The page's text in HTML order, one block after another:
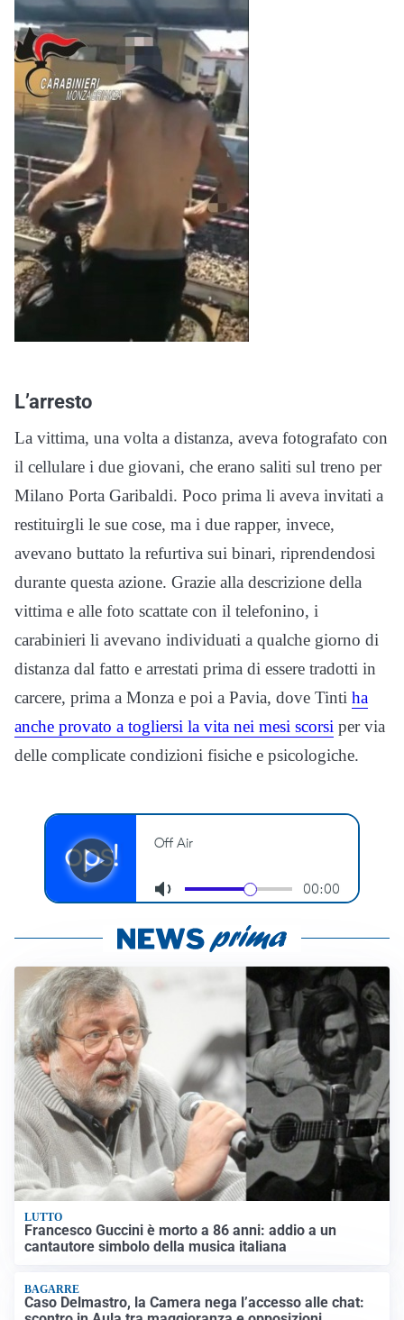
L’arresto
La vittima, una volta a distanza, aveva fotografato con
il cellulare i due giovani, che erano saliti sul treno per
Milano Porta Garibaldi. Poco prima li aveva invitati a
restituirgli le sue cose, ma i due rapper, invece,
avevano buttato la refurtiva sui binari, riprendendosi
durante questa azione. Grazie alla descrizione della
vittima e alle foto scattate con il telefonino, i
carabinieri li avevano individuati a qualche giorno di
distanza dal fatto e arrestati prima di essere tradotti in
carcere, prima a Monza e poi a Pavia, dove Tinti ha
anche provato a togliersi la vita nei mesi scorsi per via
delle complicate condizioni fisiche e psicologiche.
LUTTO
Francesco Guccini è morto a 86 anni: addio a un
cantautore simbolo della musica italiana
BAGARRE
Caso Delmastro, la Camera nega l’accesso alle chat: